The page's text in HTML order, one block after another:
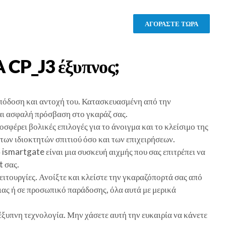
ΑΓΟΡΑΣΤΕ ΤΩΡΑ
CP_J3έξυπνος;
και αντοχή του. Κατασκευασμένη από την
ασφαλή πρόσβαση στο γκαράζ σας.
βολικές επιλογές για το άνοιγμα και το κλείσιμο της
ιδιοκτητών σπιτιού όσο και των επιχειρήσεων.
είναι μια συσκευή αιχμής που σας επιτρέπει να
σας.
Ανοίξτε και κλείστε την γκαραζόπορτά σας από
ή σε προσωπικό παράδοσης, όλα αυτά με μερικά
τεχνολογία. Μην χάσετε αυτή την ευκαιρία να κάνετε